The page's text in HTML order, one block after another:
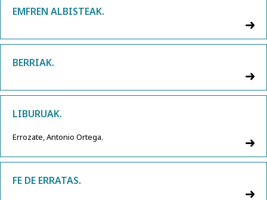
EMFREN ALBISTEAK.
BERRIAK.
LIBURUAK.
Errozate, Antonio Ortega.
FE DE ERRATAS.